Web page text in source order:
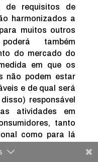
de requisitos de
harmonizados a
muitos outros
também
do mercado do
em que os
não podem estar
e de qual será
responsável
atividades em
tanto
como para lá